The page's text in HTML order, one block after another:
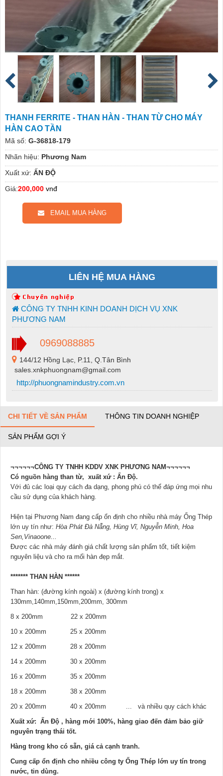
THANH FERRITE - THAN HÀN - THAN TỪ CHO MÁY
HÀN CAO TẦN
Mã số: G-36818-179
Nhãn hiệu: Phương Nam
Xuất xứ: ẤN ĐỘ
Giá:200,000 vnđ
EMAIL MUA HÀNG
LIÊN HỆ MUA HÀNG
CÔNG TY TNHH KINH DOANH DỊCH VỤ XNK
PHƯƠNG NAM
0969088885
144/12 Hồng Lạc, P.11, Q.Tân Bình
sales.xnkphuongnam@gmail.com
http://phuongnamindustry.com.vn
CHI TIẾT VỀ SẢN PHẨM THÔNG TIN DOANH NGHIỆP
SẢN PHẨM GỢI Ý
¬¬¬¬¬¬CÔNG TY TNHH KDDV XNK PHƯƠNG NAM¬¬¬¬¬¬
Có nguồn hàng than từ, xuất xứ : Ấn Độ.
Với đủ các loại quy cách đa dạng, phong phú có thể đáp ứng mọi nhu
cầu sử dụng của khách hàng.
Hiện tại Phương Nam đang cấp ổn định cho nhiều nhà máy Ống Thép
lớn uy tín như: Hòa Phát Đà Nẵng, Hùng Vĩ, Nguyễn Minh, Hoa
Sen,Vinaoone...
Được các nhà máy đánh giá chất lượng sản phẩm tốt, tiết kiệm
nguyên liệu và cho ra mối hàn đẹp mắt.
******* THAN HÀN ******
Than hàn: (đường kính ngoài) x (đường kính trong) x
130mm,140mm,150mm,200mm, 300mm
8 x 200mm 22 x 200mm
10 x 200mm 25 x 200mm
12 x 200mm 28 x 200mm
14 x 200mm 30 x 200mm
16 x 200mm 35 x 200mm
18 x 200mm 38 x 200mm
20 x 200mm 40 x 200mm ... và nhiều quy cách khác
Xuất xứ: Ấn Độ , hàng mới 100%, hàng giao đến đảm bảo giữ
nguyên trạng thái tốt.
Hàng trong kho có sẵn, giá cả cạnh tranh.
Cung cấp ổn định cho nhiều công ty Ống Thép lớn uy tín trong
nước, tin dùng.